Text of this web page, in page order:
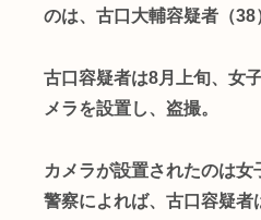
のは、古口大輔容疑者（38
古口容疑者は8月上旬、女
メラを設置し、盗撮。
カメラが設置されたのは女
警察によれば、古口容疑者